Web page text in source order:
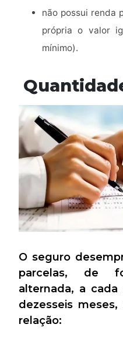
não possui renda
própria o valor
mínimo).
O seguro
parcelas, de
alternada, a
dezesseis
relação: